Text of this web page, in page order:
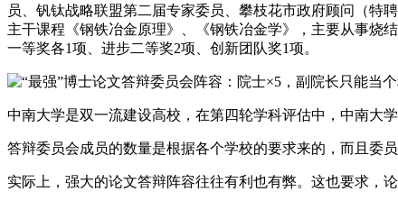
员、钒钛战略联盟第二届专家委员、攀枝花市政府顾问（特
主干课程《钢铁冶金原理》、《钢铁冶金学》，主要从事烧
一等奖各1项、进步二等奖2项、创新团队奖1项。
中南大学是双一流建设高校，在第四轮学科评估中，中南大
答辩委员会成员的数量是根据各个学校的要求来的，而且委
实际上，强大的论文答辩阵容往往有利也有弊。这也要求，